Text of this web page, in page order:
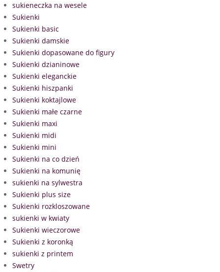
sukieneczka na wesele
Sukienki
Sukienki basic
Sukienki damskie
Sukienki dopasowane do figury
Sukienki dzianinowe
Sukienki eleganckie
Sukienki hiszpanki
Sukienki koktajlowe
Sukienki małe czarne
Sukienki maxi
Sukienki midi
Sukienki mini
Sukienki na co dzień
Sukienki na komunię
sukienki na sylwestra
Sukienki plus size
Sukienki rozkloszowane
sukienki w kwiaty
Sukienki wieczorowe
Sukienki z koronką
sukienki z printem
Swetry